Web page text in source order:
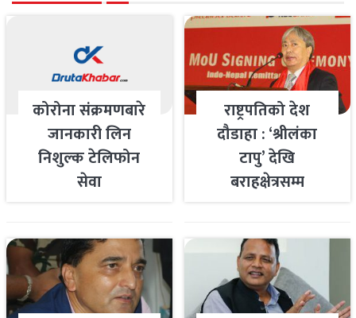
कोरोना संक्रमणबारे
जानकारी लिन
निशुल्क टेलिफोन
सेवा
राष्ट्रपतिको देश
दौडाहा : ‘श्रीलंका
टापु’ देखि
बराहक्षेत्रसम्म